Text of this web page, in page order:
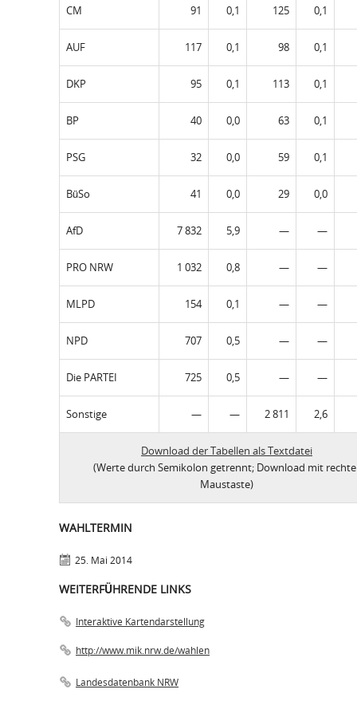
CM 91 0,1 125 0,1
AUF 117 0,1 98 0,1
DKP 95 0,1 113 0,1
BP 40 0,0 63 0,1
PSG 32 0,0 59 0,1
BüSo 41 0,0 29 0,0
AfD 7 832 5,9 — —
PRO NRW 1 032 0,8 — —
MLPD 154 0,1 — —
NPD 707 0,5 — —
Die PARTEI 725 0,5 — —
Sonstige — — 2 811 2,6
Download der Tabellen als Textdatei
(Werte durch Semikolon getrennt; Download mit
Maustaste)
WAHLTERMIN
25. Mai 2014
WEITERFÜHRENDE LINKS
Interaktive Kartendarstellung
http://www.mik.nrw.de/wahlen
Landesdatenbank NRW